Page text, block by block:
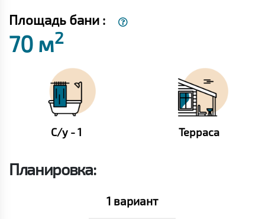
Площадь бани :
70 м2
С/у - 1 Терраса
Планировка:
1 вариант